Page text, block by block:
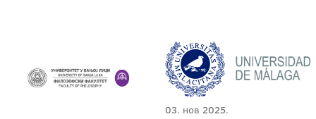
03. нов 2025.